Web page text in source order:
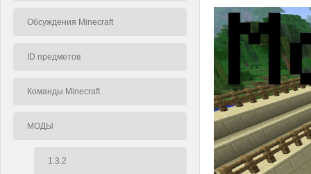
Обсуждения Minecraft
ID предметов
Команды Minecraft
МОДЫ
1.3.2